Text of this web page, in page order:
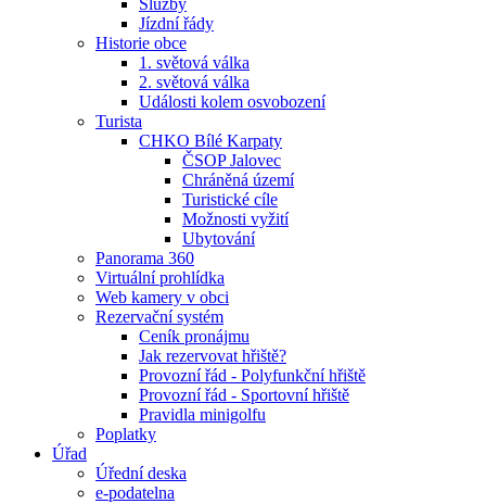
Služby
Jízdní řády
Historie obce
1. světová válka
2. světová válka
Události kolem osvobození
Turista
CHKO Bílé Karpaty
ČSOP Jalovec
Chráněná území
Turistické cíle
Možnosti vyžití
Ubytování
Panorama 360
Virtuální prohlídka
Web kamery v obci
Rezervační systém
Ceník pronájmu
Jak rezervovat hřiště?
Provozní řád - Polyfunkční hřiště
Provozní řád - Sportovní hřiště
Pravidla minigolfu
Poplatky
Úřad
Úřední deska
e-podatelna